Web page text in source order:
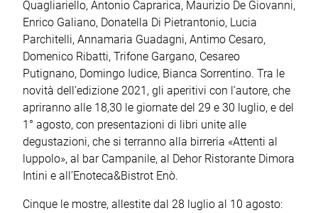
Quagliariello, Antonio Caprarica, Maurizio De Giovanni,
Enrico Galiano, Donatella Di Pietrantonio, Lucia
Parchitelli, Annamaria Guadagni, Antimo Cesaro,
Domenico Ribatti, Trifone Gargano, Cesareo
Putignano, Domingo Iudice, Bianca Sorrentino. Tra le
novità dell’edizione 2021, gli aperitivi con l’autore, che
apriranno alle 18,30 le giornate del 29 e 30 luglio, e del
1° agosto, con presentazioni di libri unite alle
degustazioni, che si terranno alla birreria «Attenti al
luppolo», al bar Campanile, al Dehor Ristorante Dimora
Intini e all’Enoteca&Bistrot Enò.
Cinque le mostre, allestite dal 28 luglio al 10 agosto: